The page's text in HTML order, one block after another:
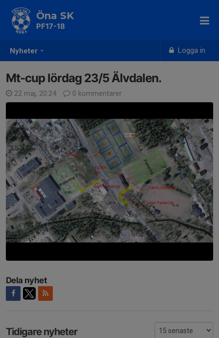
Nyheter Logga in
Öna SK
PF17-18
Mt-cup lördag 23/5 Älvdalen.
22 maj, 20:24 0 kommentarer
Dela nyhet
Tidigare nyheter